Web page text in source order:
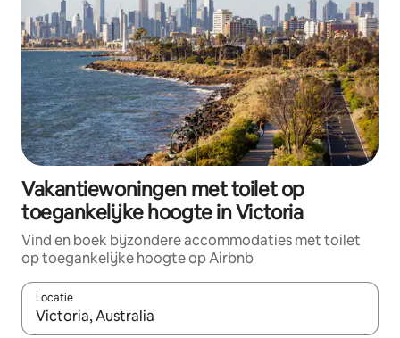
Vakantiewoningen met toilet op
toegankelijke hoogte in Victoria
Vind en boek bijzondere accommodaties met toilet
op toegankelijke hoogte op Airbnb
Locatie
Wanneer er suggesties beschikbaar zijn, maak je een keuze